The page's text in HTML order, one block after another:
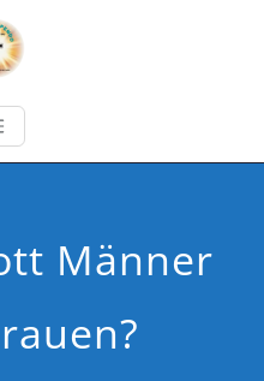
Männer